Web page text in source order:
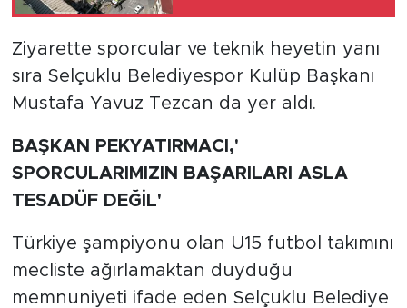
Ziyarette sporcular ve teknik heyetin yanı
sıra Selçuklu Belediyespor Kulüp Başkanı
Mustafa Yavuz Tezcan da yer aldı.
BAŞKAN PEKYATIRMACI,'
SPORCULARIMIZIN BAŞARILARI ASLA
TESADÜF DEĞİL'
Türkiye şampiyonu olan U15 futbol takımını
mecliste ağırlamaktan duyduğu
memnuniyeti ifade eden Selçuklu Belediye